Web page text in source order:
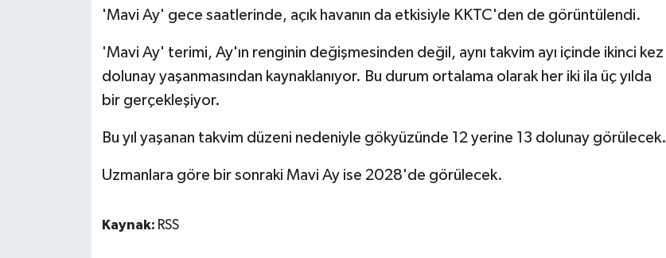
'Mavi Ay' gece saatlerinde, açık havanın da etkisiyle KKTC'den de görüntülendi.
'Mavi Ay' terimi, Ay'ın renginin değişmesinden değil, aynı takvim ayı içinde ikinci kez
dolunay yaşanmasından kaynaklanıyor. Bu durum ortalama olarak her iki ila üç yılda
bir gerçekleşiyor.
Bu yıl yaşanan takvim düzeni nedeniyle gökyüzünde 12 yerine 13 dolunay görülecek.
Uzmanlara göre bir sonraki Mavi Ay ise 2028'de görülecek.
Kaynak: RSS